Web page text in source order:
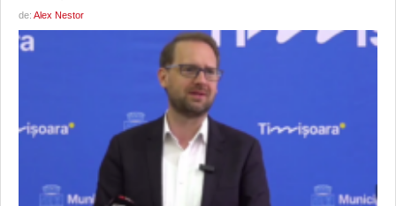
de: Alex Nestor